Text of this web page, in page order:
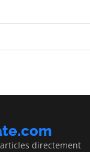
directement